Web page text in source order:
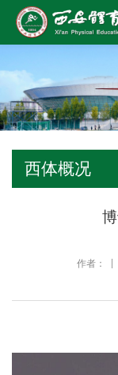
西体概况
作者：